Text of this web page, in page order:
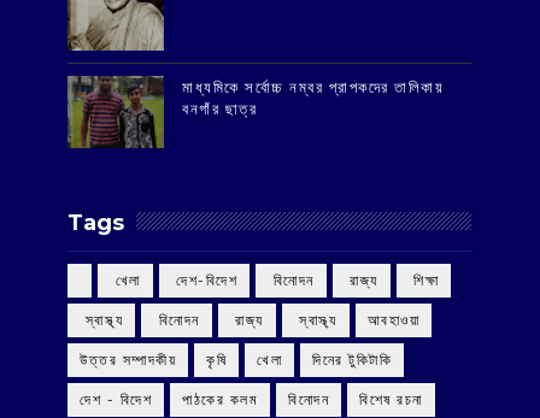
মাধ্যমিকে সর্বোচ্চ নম্বর প্রাপকদের তালিকায়
বনগাঁর ছাত্র
Tags
‌ খেলা ‌ দেশ-বিদেশ ‌ বিনোদন ‌ রাজ্য ‌ শিক্ষা
‌ স্বাস্থ্য ‌ বিনোদন ‌ রাজ্য ‌ স্বাস্থ্য আবহাওয়া
উত্তর সম্পাদকীয় কৃষি খেলা দিনের টুকিটাকি
দেশ - বিদেশ পাঠকের কলম বিনোদন বিশেষ রচনা